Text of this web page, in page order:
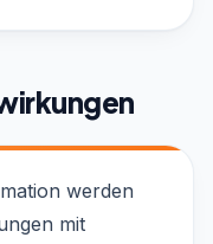
werden
mit